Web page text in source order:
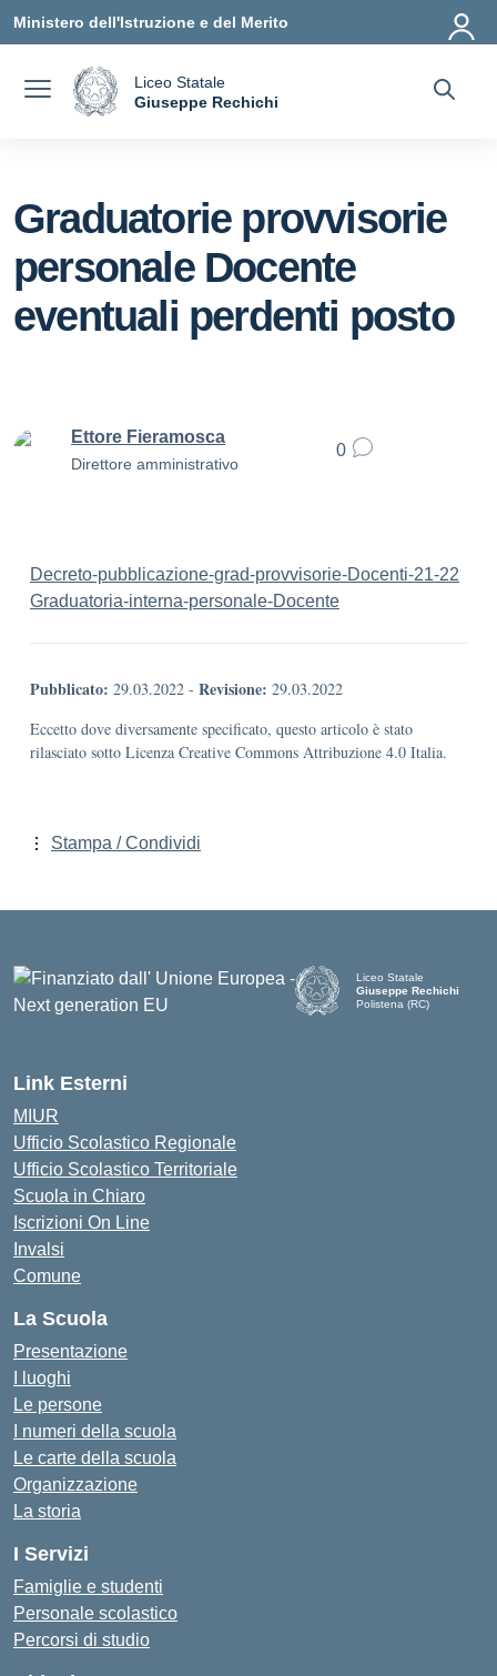
Ministero dell'Istruzione e del Merito
Liceo Statale
Giuseppe Rechichi
Graduatorie provvisorie
personale Docente
eventuali perdenti posto
Ettore Fieramosca
Direttore amministrativo
0
Decreto-pubblicazione-grad-provvisorie-Docenti-21-22
Graduatoria-interna-personale-Docente
Pubblicato: 29.03.2022 - Revisione: 29.03.2022
Eccetto dove diversamente specificato, questo articolo è stato
rilasciato sotto Licenza Creative Commons Attribuzione 4.0 Italia.
Stampa / Condividi
Liceo Statale
Giuseppe Rechichi
Polistena (RC)
Link Esterni
MIUR
Ufficio Scolastico Regionale
Ufficio Scolastico Territoriale
Scuola in Chiaro
Iscrizioni On Line
Invalsi
Comune
La Scuola
Presentazione
I luoghi
Le persone
I numeri della scuola
Le carte della scuola
Organizzazione
La storia
I Servizi
Famiglie e studenti
Personale scolastico
Percorsi di studio